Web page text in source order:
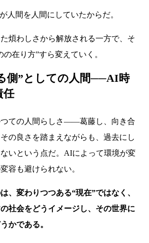
人間を人間にしていたからだ。
煩わしさから解放される一方で、そ
在り方”すら変えていく。
側”としての人間──AI時
任
ての人間らしさ――葛藤し、向き合
の良さを踏まえながらも、過去にし
いという点だ。AIによって環境が変
容も避けられない。
、変わりつつある“現在”ではなく、
社会をどうイメージし、その世界に
かである。